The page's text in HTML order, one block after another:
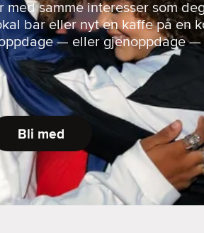
samme interesser som
bar eller nyt en kaffe på en
— eller gjenoppdage
Bli med